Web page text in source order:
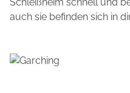
auch sie befinden sich in